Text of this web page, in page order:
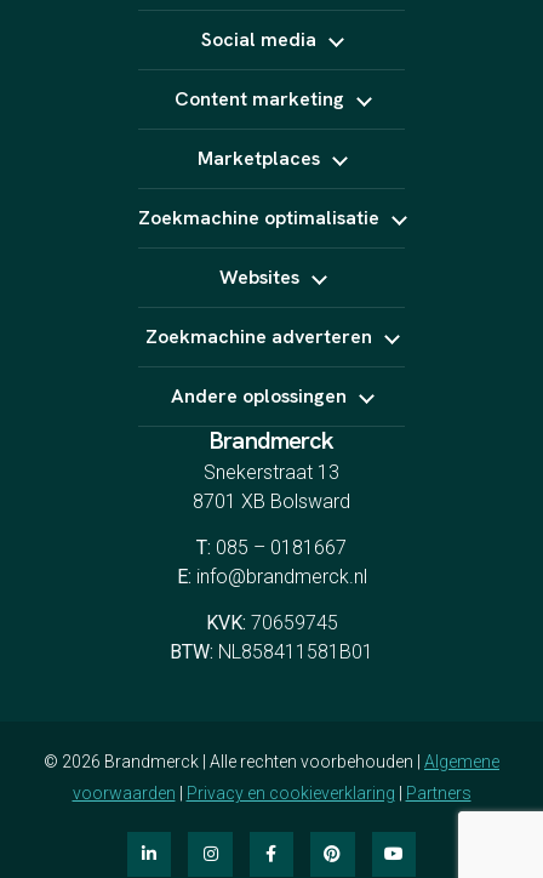
Online marketing uitbesteden
B2B marketing
Content strategie
Influencer marketing
Social media
LinkedIn Ads
TikTok Ads
Snapchat Ads
Pinterest Ads
Content marketing
Video (short form)
Fotografie
Animatie
AI content
E-Mail marketing
Marketplaces
Kaufland
Amazon
Marktplaats
Zoekmachine optimalisatie
GEO
Linkbuilding
Websites
Webshop laten maken
Landingspagina's
CRO
Zoekmachine adverteren
Bing Ads
YouTube Ads
Andere oplossingen
Indeed
Spotify
Brandmerck
Snekerstraat 13
8701 XB Bolsward
T: 085 – 0181667
E: info@brandmerck.nl
KVK: 70659745
BTW: NL858411581B01
© 2026 Brandmerck | Alle rechten voorbehouden | Algemene
voorwaarden
Privacy en cookieverklaring Partners